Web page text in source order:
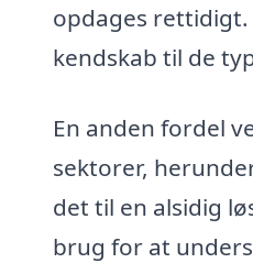
opdages rettidigt.
kendskab til de
En anden fordel
sektorer,
det til en alsidig
brug for at